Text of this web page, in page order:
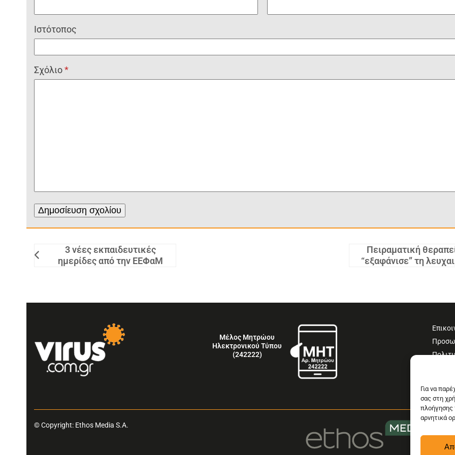
Για να
σας στη
πλοήγησης
αρνητικά
Ιστότοπος
Σχόλιο*
3 νέες εκπαιδευτικές
ημερίδες από την ΕΕΦαΜ
Πειραματική
“εξαφάνισε” τη
Μέλος Μητρώου
Ηλεκτρονικού Τύπου
(242222)
© Copyright: Ethos Media S.A.